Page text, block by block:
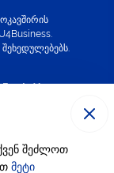
შეძლოთ
მეტი